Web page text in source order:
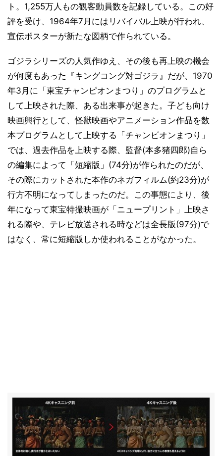
ト。1,255万人もの観客動員数を記録している。この好
評を受け、1964年7月にはリバイバル上映が行われ、
宣伝ポスターが新たな図柄で作られている。
ゴジラシリーズの人気作ゆえ、その後も再上映の機会
が何度もあった『キングコング対ゴジラ』だが、1970
年3月に「東宝チャンピオンまつり」のプログラムと
して上映された際、ある出来事が起きた。子ども向け
映画興行として、怪獣映画やアニメーション作品を数
本プログラムとして上映する「チャンピオンまつり」
では、過去作品を上映する際、監督(本多猪四郎)自ら
の編集によって「短縮版」(74分)が作られたのだが、
その際にカットされた本作のネガフィルム(約23分)が
行方不明になってしまったのだ。この事態により、後
年になって東宝特撮映画が「ニュープリント」上映さ
れる際や、テレビ放送される時などは全長版(97分)で
はなく、常に短縮版しか使われることがなかった。